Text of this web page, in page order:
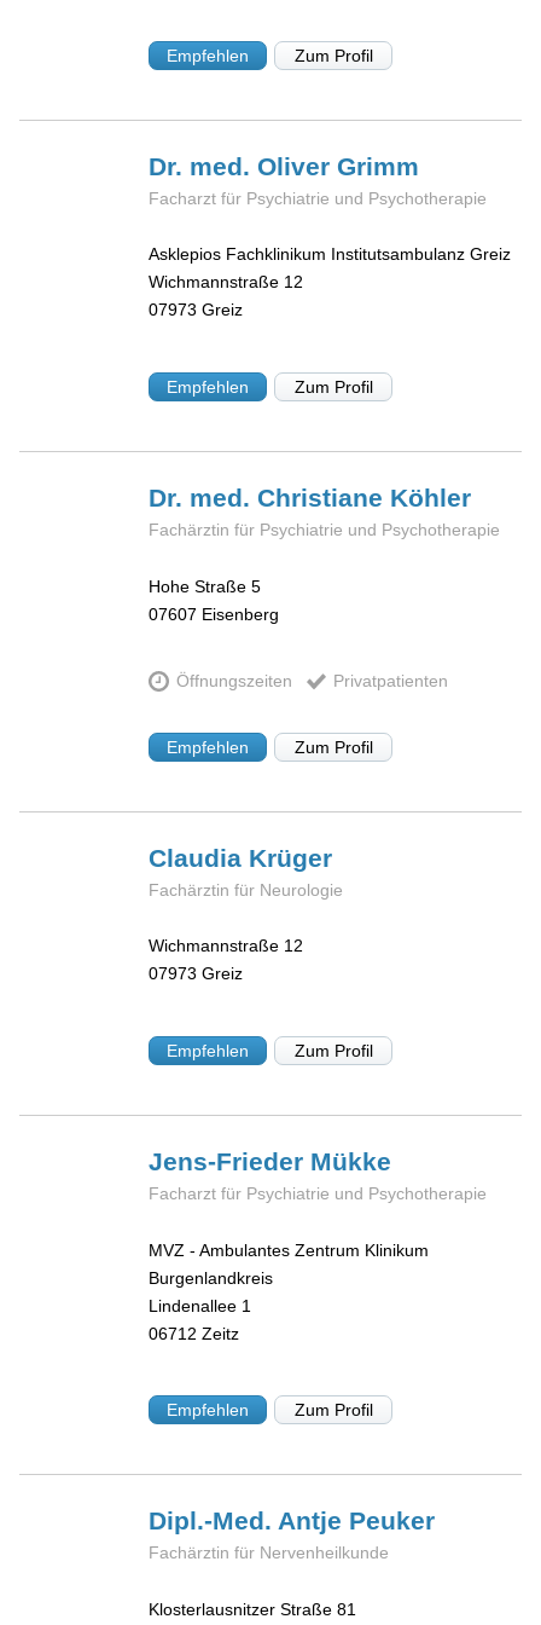
Empfehlen Zum Profil
Dr. med. OliverGrimm
Facharzt für Psychiatrie und Psychotherapie
Asklepios Fachklinikum Institutsambulanz Greiz
Wichmannstraße 12
07973 Greiz
Empfehlen Zum Profil
Dr. med. Christiane Köhler
Fachärztin für Psychiatrie und Psychotherapie
Hohe Straße 5
07607 Eisenberg
Öffnungszeiten Privatpatienten
Empfehlen Zum Profil
Claudia Krüger
Fachärztin für Neurologie
Wichmannstraße 12
07973 Greiz
Empfehlen Zum Profil
Jens-Frieder Mükke
Facharzt für Psychiatrie und Psychotherapie
MVZ - Ambulantes Zentrum Klinikum
Burgenlandkreis
Lindenallee 1
06712 Zeitz
Empfehlen Zum Profil
Dipl.-Med. Antje Peuker
Fachärztin für Nervenheilkunde
Klosterlausnitzer Straße 81